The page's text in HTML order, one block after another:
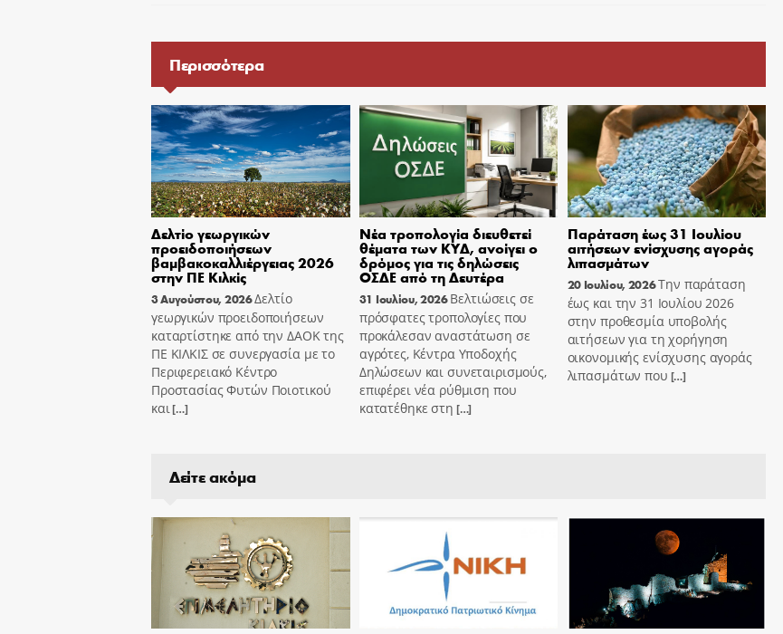
Περισσότερα
Δελτίο γεωργικών
προειδοποιήσεων
βαμβακοκαλλιέργειας 2026
στην ΠΕ Κιλκίς
3 Αυγούστου, 2026Δελτίο
γεωργικών προειδοποιήσεων
καταρτίστηκε από την ΔΑΟΚ της
ΠΕ ΚΙΛΚΙΣ σε συνεργασία με το
Περιφερειακό Κέντρο
Προστασίας Φυτών Ποιοτικού
και[…]
Νέα τροπολογία διευθετεί
θέματα των ΚΥΔ, ανοίγει ο
δρόμος για τις δηλώσεις
ΟΣΔΕ από τη Δευτέρα
31 Ιουλίου, 2026Βελτιώσεις σε
πρόσφατες τροπολογίες που
προκάλεσαν αναστάτωση σε
αγρότες, Κέντρα Υποδοχής
Δηλώσεων και συνεταιρισμούς,
επιφέρει νέα ρύθμιση που
κατατέθηκε στη […]
Παράταση έως 31 Ιουλίου
αιτήσεων ενίσχυσης αγοράς
λιπασμάτων
20 Ιουλίου, 2026Την παράταση
έως και την 31 Ιουλίου 2026
στην προθεσμία υποβολής
αιτήσεων για τη χορήγηση
οικονομικής ενίσχυσης αγοράς
λιπασμάτων που […]
Δείτε ακόμα